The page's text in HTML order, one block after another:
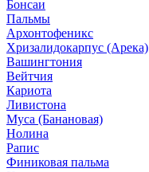
Бонсаи
Пальмы
Архонтофеникс
Хризалидокарпус (Арека)
Вашингтония
Вейтчия
Кариота
Ливистона
Муса (Банановая)
Нолина
Рапис
Финиковая пальма